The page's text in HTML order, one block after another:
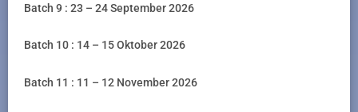
Batch 9 : 23 – 24 September 2026
Batch 10 : 14 – 15 Oktober 2026
Batch 11 : 11 – 12 November 2026